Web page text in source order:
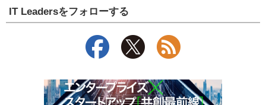
IT Leadersをフォローする